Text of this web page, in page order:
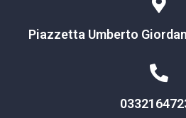
Piazzetta Umberto